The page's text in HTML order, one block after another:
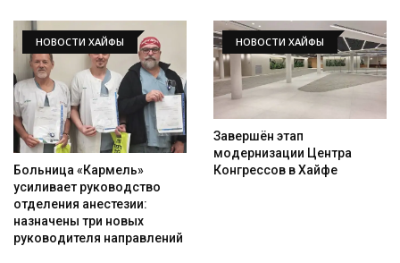
НОВОСТИ ХАЙФЫ
Больница «Кармель»
усиливает руководство
отделения анестезии:
назначены три новых
руководителя направлений
НОВОСТИ ХАЙФЫ
Завершён этап
модернизации Центра
Конгрессов в Хайфе